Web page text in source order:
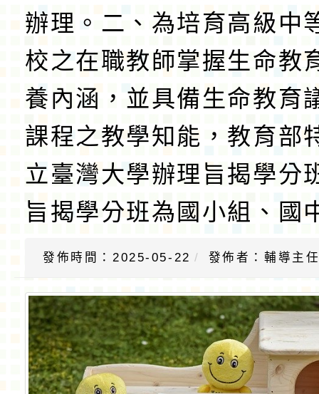
辦理。二、為培育高級中
校之在職教師掌握生命教
養內涵，並具備生命教育
課程之教學知能，教育部
立臺灣大學辦理旨揭學分
旨揭學分班為國小組、國
發佈時間：2025-05-22 發佈者：輔導主